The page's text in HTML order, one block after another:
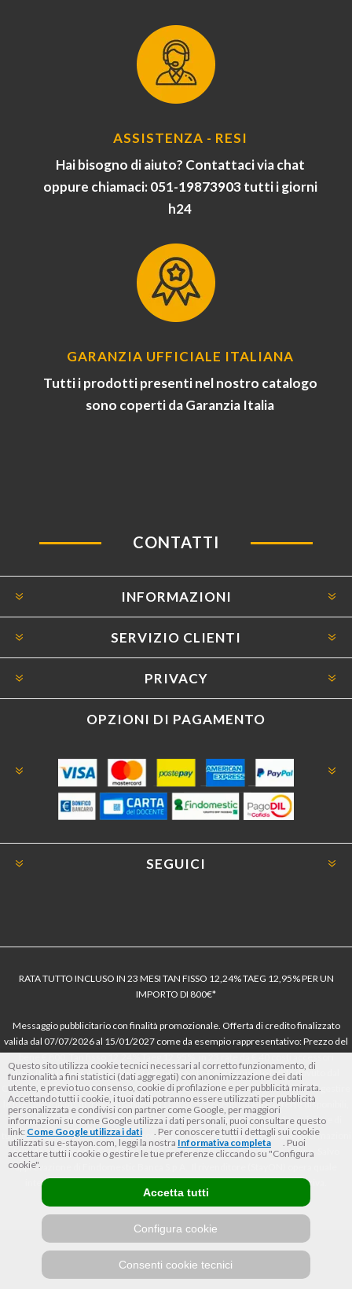
ASSISTENZA - RESI
Hai bisogno di aiuto? Contattaci via chat
oppure chiamaci: 051-19873903 tutti i giorni
h24
GARANZIA UFFICIALE ITALIANA
Tutti i prodotti presenti nel nostro catalogo
sono coperti da Garanzia Italia
CONTATTI
INFORMAZIONI
SERVIZIO CLIENTI
PRIVACY
OPZIONI DI PAGAMENTO
SEGUICI
RATA TUTTO INCLUSO IN 23 MESI TAN FISSO 12,24% TAEG 12,95% PER UN
IMPORTO DI 800€*
Messaggio pubblicitario con finalità promozionale. Offerta di credito finalizzato
valida dal 07/07/2026 al 15/01/2027 come da esempio rappresentativo: Prezzo del
dell’offerta azzerati. Importo totale del credito € 800. Importo totale dovuto dal
Consumatore € 920. Decorrenza media della prima rata a 90 giorni. Al fine di gestire
le tue spese in modo responsabile e di conoscere eventuali altre offerte disponibili,
Findomestic ti ricorda, prima di sottoscrivere il contratto, di prendere visione di
tutte le condizioni economiche e contrattuali, facendo riferimento alle Informazioni
Europee di Base sul Credito ai Consumatori (IEBCC) nel percorso online. Salvo
approvazione di Findomestic Banca S.p.A.. Il rivenditore (StayON) opera quale
intermediario del credito per Findomestic Banca S.p.A., non in esclusiva.
Questo sito utilizza cookie tecnici necessari al corretto funzionamento, di
funzionalità a fini statistici (dati aggregati) con anonimizzazione dei dati
utente, e previo tuo consenso, cookie di profilazione e per pubblicità mirata.
Accettando tutti i cookie, i tuoi dati potranno essere utilizzati per pubblicità
personalizzata e condivisi con partner come Google, per maggiori
informazioni su come Google utilizza i dati personali, puoi consultare questo
link: Come Google utilizza i dati
. Per conoscere tutti i dettagli sui cookie
utilizzati su e-stayon.com, leggi la nostra Informativa completa
. Puoi
accettare tutti i cookie o gestire le tue preferenze cliccando su "Configura
cookie".
Consenti cookie tecnici
Configura cookie
Accetta tutti